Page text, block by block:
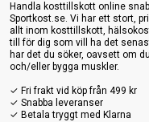
Handla kosttillskott online
Sportkost.se. Vi har ett stort,
allt inom kosttillskott,
till för dig som vill ha det
har det du söker, oavsett om
och/eller bygga muskler.
✓ Fri frakt vid köp från 499 kr
✓ Snabba leveranser
✓ Betala tryggt med Klarna